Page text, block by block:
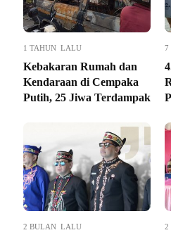
1 TAHUN LALU
Kebakaran Rumah dan
Kendaraan di Cempaka
Putih, 25 Jiwa Terdampak
7
2 BULAN LALU 2